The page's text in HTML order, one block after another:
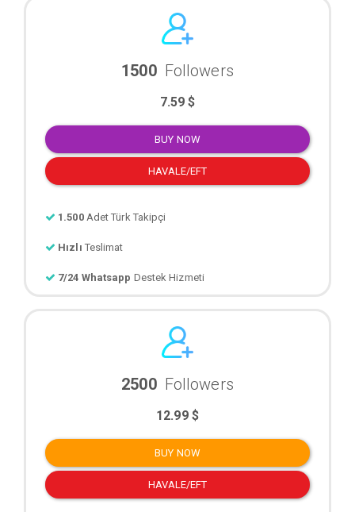
1500 Followers
7.59 $
BUY NOW
HAVALE/EFT
1.500 Adet Türk Takipçi
Hızlı Teslimat
7/24 Whatsapp Destek Hizmeti
2500 Followers
12.99 $
BUY NOW
HAVALE/EFT